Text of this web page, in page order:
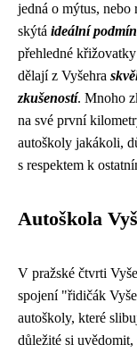
jedná o mýtus, nebo
skýtá ideální
přehledné
dělají z Vyšehra
zkušeností. Mnoho
na své první
autoškoly jakákoli,
s respektem k
Autoškola
V pražské čtvrti
spojení "řidičák
autoškoly, které
důležité si uvědomit,